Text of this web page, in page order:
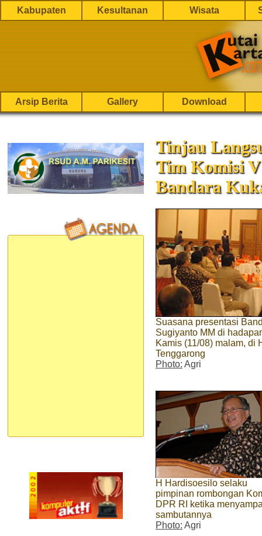
Kabupaten Kesultanan Wisata
Arsip Berita Gallery Download
Tinjau
Tim Komisi
Bandara
Suasana presentasi
Sugiyanto MM di
Kamis (11/08) malam, di
Tenggarong
Photo: Agri
H Hardisoesilo selaku
pimpinan rombongan
DPR RI ketika
sambutannya
Photo: Agri